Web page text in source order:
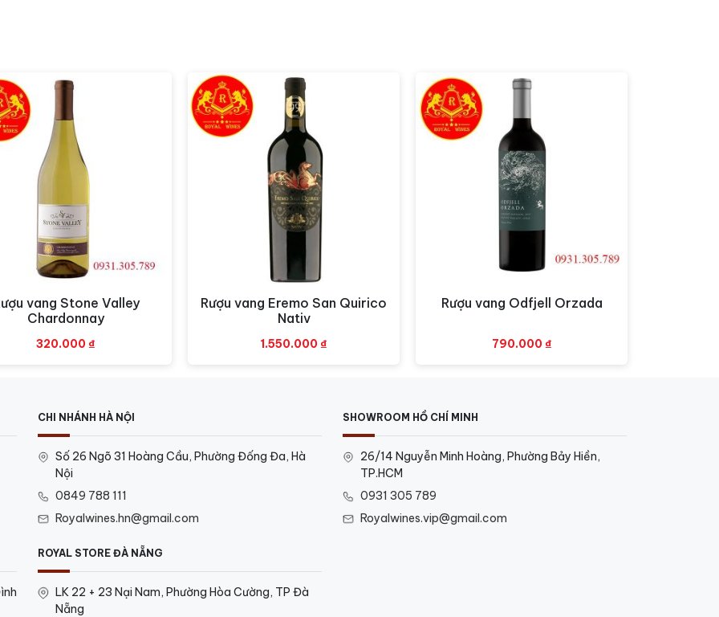
thịt cừu, sườn bò…
rượu là 16-18 độ C.
liên hệ theo số hotline sau:
Tân Bình
Giao Đoàn
Xem nhanh
vang Stone Valley
Chardonnay
320.000 ₫
Xem nhanh
Rượu vang Eremo San Quirico
Nativ
1.550.000 ₫
Xem nhanh
Rượu vang Odfjell Orzada
790.000 ₫
CHI NHÁNH HÀ NỘI
Số 26 Ngõ 31 Hoàng Cầu, Phường Đống Đa, Hà
Nội
0849 788 111
Royalwines.hn@gmail.com
SHOWROOM HỒ CHÍ MINH
26/14 Nguyễn Minh Hoàng, Phường Bảy Hiền,
TP.HCM
0931 305 789
Royalwines.vip@gmail.com
ROYAL STORE ĐÀ NẴNG
LK 22 + 23 Nại Nam, Phường Hòa Cường, TP Đà
Nẵng